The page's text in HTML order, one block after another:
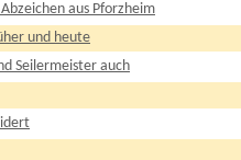
aus Pforzheim
und heute
Seilermeister auch